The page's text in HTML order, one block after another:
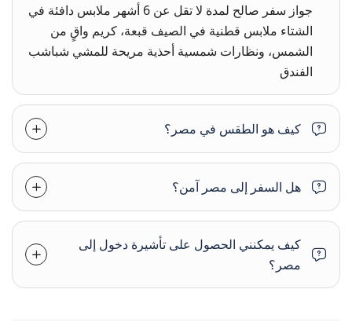
جواز سفر صالح لمدة لا تقل عن 6 أشهر ملابس دافئة في
الشتاء ملابس قطنية في الصيف قبعة، كريم واقٍ من
الشمس، ونظارات شمسية أحذية مريحة للمشي شباشب
الفندق
كيف هو الطقس في مصر؟
هل السفر إلى مصر آمن؟
كيف يمكنني الحصول على تأشيرة دخول إلى
مصر؟